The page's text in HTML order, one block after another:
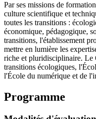
Par ses missions de
culture scientifique et
toutes les transitions :
économique, pédagogique,
transitions, l'établissement
mettre en lumière les
riche et pluridisciplinaire. Le
transitions écologiques,
l'École du numérique et de
Programme